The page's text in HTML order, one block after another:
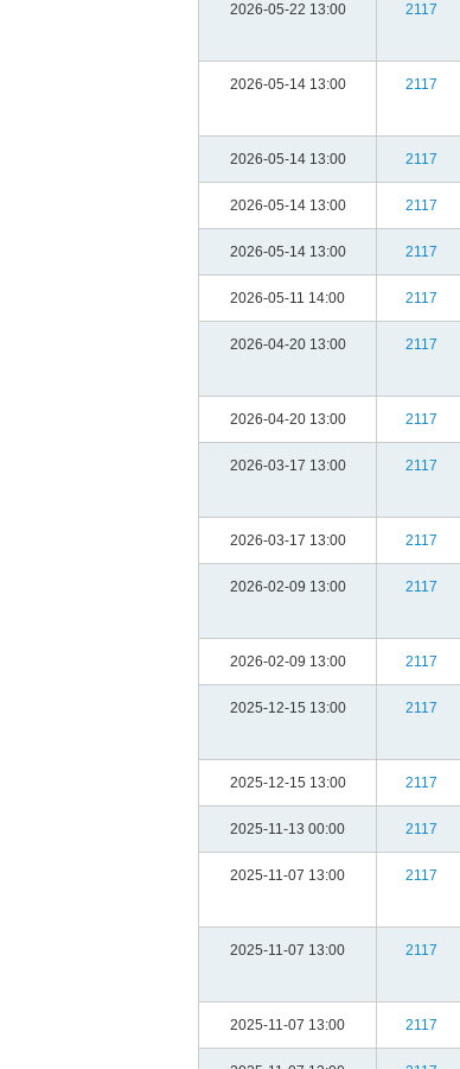
2026-05-22 13:00 2117
2026-05-14 13:00 2117
2026-05-14 13:00 2117
2026-05-14 13:00 2117
2026-05-14 13:00 2117
2026-05-11 14:00 2117
2026-04-20 13:00 2117
2026-04-20 13:00 2117
2026-03-17 13:00 2117
2026-03-17 13:00 2117
2026-02-09 13:00 2117
2026-02-09 13:00 2117
2025-12-15 13:00 2117
2025-12-15 13:00 2117
2025-11-13 00:00 2117
2025-11-07 13:00 2117
2025-11-07 13:00 2117
2025-11-07 13:00 2117